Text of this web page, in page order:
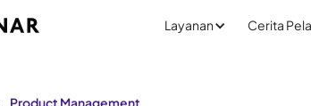
Layanan Cerita
Product Management